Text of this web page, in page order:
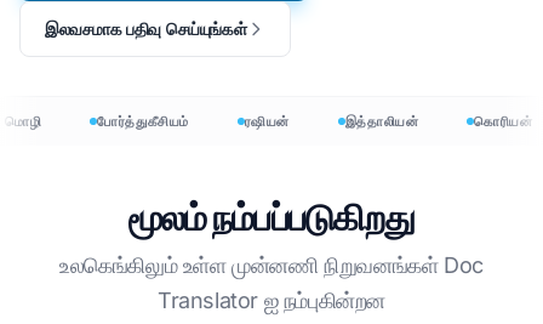
இலவசமாக பதிவு செய்யுங்கள்
போர்த்துகீசியம் ரஷியன் இத்தாலியன் கொரியன்
மூலம் நம்பப்படுகிறது
உலகெங்கிலும் உள்ள முன்னணி நிறுவனங்கள் Doc
Translator ஐ நம்புகின்றன